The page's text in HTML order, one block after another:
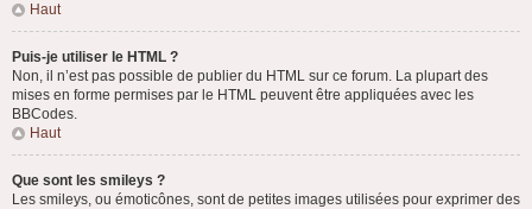
Haut
Puis-je utiliser le HTML ?
Non, il n’est pas possible de publier du HTML sur ce forum. La plupart des
mises en forme permises par le HTML peuvent être appliquées avec les
BBCodes.
Haut
Que sont les smileys ?
Les smileys, ou émoticônes, sont de petites images utilisées pour exprimer des